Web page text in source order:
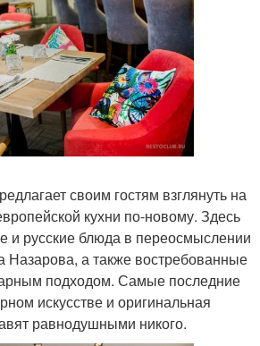
своим гостям взглянуть на
кухни по-новому. Здесь
и русские блюда в переосмыслении
а также востребованные
подходом. Самые последние
искусстве и оригинальная
равнодушными никого.